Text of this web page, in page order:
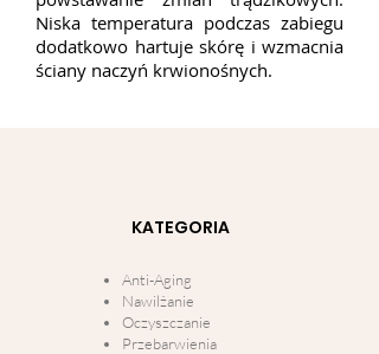
Niska temperatura podczas zabiegu
dodatkowo hartuje skórę i wzmacnia
ściany naczyń krwionośnych.
KATEGORIA
Anti-Aging
Nawilżanie
Oczyszczanie
Przebarwienia